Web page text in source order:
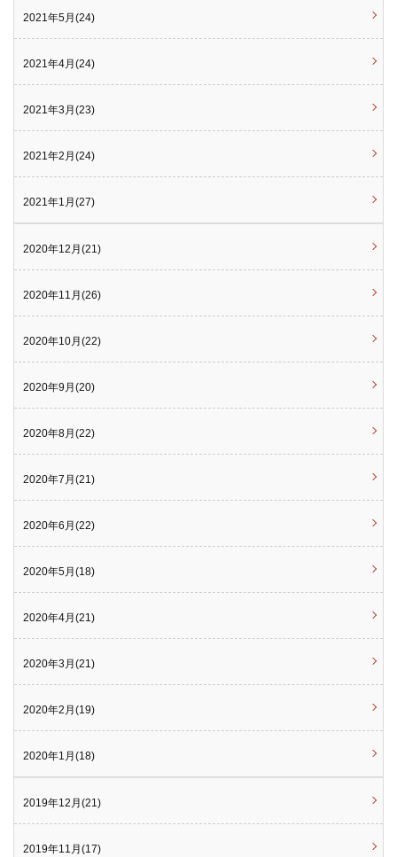
2021年5月(24)
2021年4月(24)
2021年3月(23)
2021年2月(24)
2021年1月(27)
2020年12月(21)
2020年11月(26)
2020年10月(22)
2020年9月(20)
2020年8月(22)
2020年7月(21)
2020年6月(22)
2020年5月(18)
2020年4月(21)
2020年3月(21)
2020年2月(19)
2020年1月(18)
2019年12月(21)
2019年11月(17)